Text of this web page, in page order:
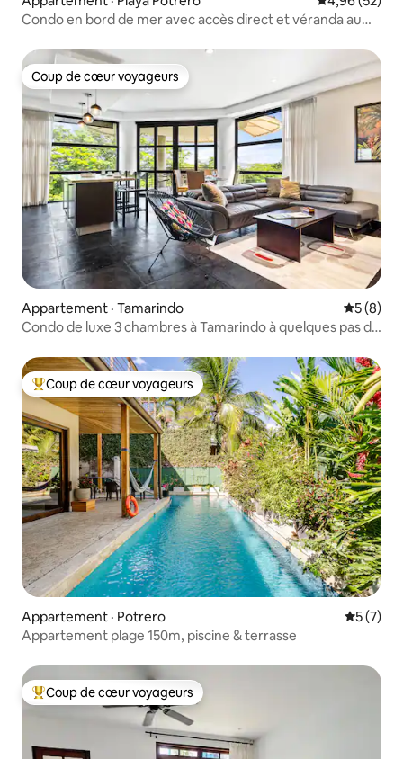
Condo en bord de mer avec accès direct et véranda au
Coup de cœur voyageurs
Coup de cœur voyageurs
Appartement · Tamarindo Note
5 (8)
Condo de luxe 3 chambres à Tamarindo à quelques pas de
Coup de cœur voyageurs parmi les plus aimés
Coup de cœur voyageurs
Appartement · Potrero Note
5 (7)
Appartement plage 150m, piscine & terrasse
Coup de cœur voyageurs parmi les plus aimés
Coup de cœur voyageurs